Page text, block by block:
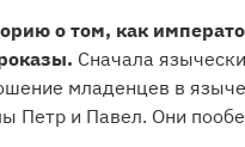
о том, как
Сначала
младенцев в
Петр и Павел. Они